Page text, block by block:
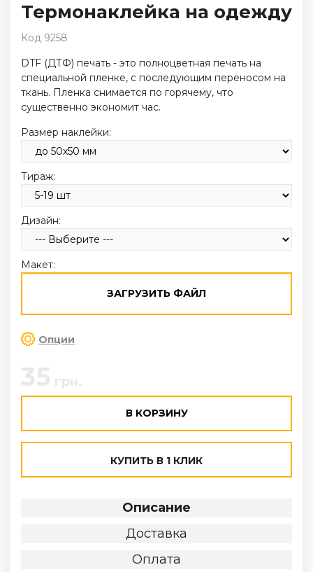
Термонаклейка на одежду
Код 9258
DTF (ДТФ) печать - это полноцветная печать на
специальной пленке, с последующим переносом на
ткань. Пленка снимается по горячему, что
существенно экономит час.
Размер наклейки:
Тираж:
Дизайн:
Макет:
ЗАГРУЗИТЬ ФАЙЛ
Опции
В КОРЗИНУ
КУПИТЬ В 1 КЛИК
Описание
Доставка
Оплата